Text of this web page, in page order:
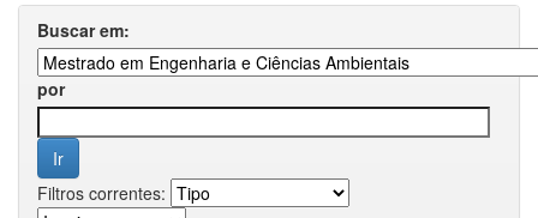
Buscar em:
por
Filtros correntes: